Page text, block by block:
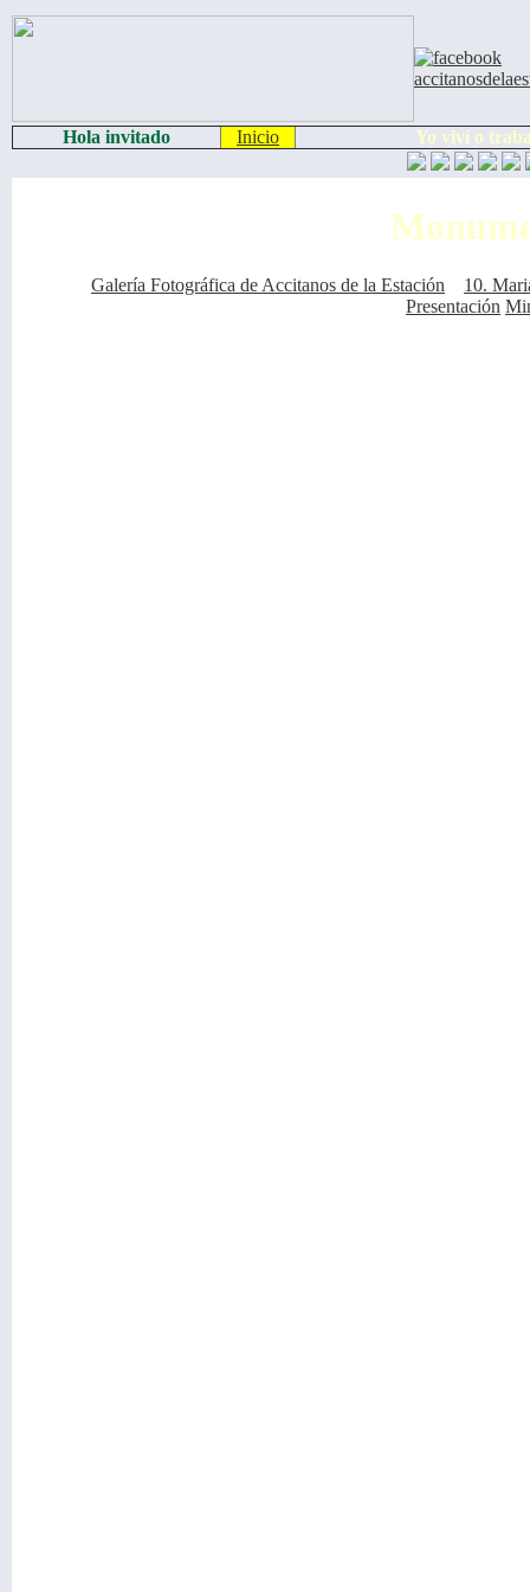
Hola invitado Inicio Yo viví o
Galería Fotográfica de Accitanos de la Estación :: 10.
Presentación